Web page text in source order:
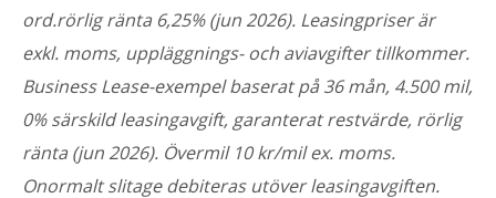
ord.rörlig ränta 6,25% (jun 2026). Leasingpriser är
exkl. moms, uppläggnings- och aviavgifter tillkommer.
Business Lease-exempel baserat på 36 mån, 4.500 mil,
0% särskild leasingavgift, garanterat restvärde, rörlig
ränta (jun 2026). Övermil 10 kr/mil ex. moms.
Onormalt slitage debiteras utöver leasingavgiften.